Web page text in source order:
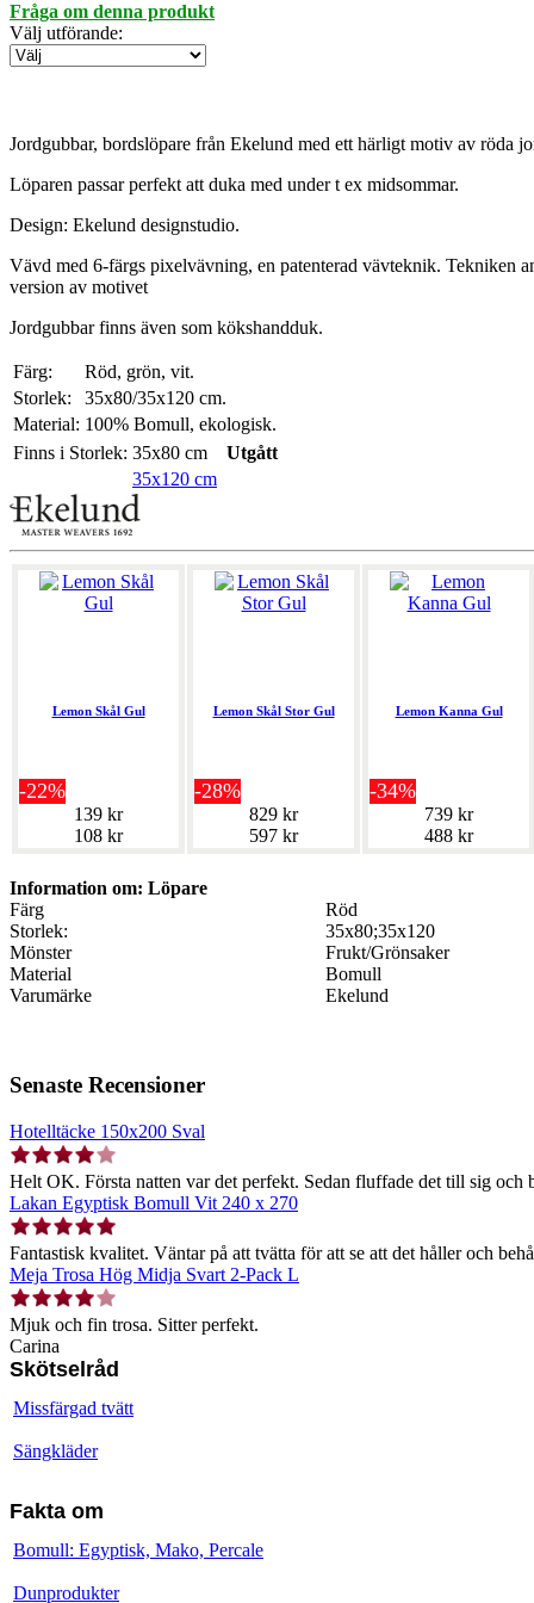
Fråga om denna produkt
Välj utförande:
Jordgubbar, bordslöpare från Ekelund med ett härligt motiv av röda
Löparen passar perfekt att duka med under t ex midsommar.
Design: Ekelund designstudio.
Vävd med 6-färgs pixelvävning, en patenterad vävteknik. Tekniken
version av motivet
Jordgubbar finns även som kökshandduk.
Färg:
Röd, grön, vit.
Storlek:
35x80/35x120 cm.
Material: 100% Bomull, ekologisk.
Finns i Storlek: 35x80 cm
Utgått
35x120 cm
Lemon Skål Gul
-22%
139 kr
108 kr
Lemon Skål Stor Gul
-28%
829 kr
597 kr
Lemon Kanna Gul
-34%
739 kr
488 kr
Information om: Löpare
Färg
Röd
Storlek:
35x80;35x120
Mönster
Frukt/Grönsaker
Material
Bomull
Varumärke
Ekelund
Senaste Recensioner
Hotelltäcke 150x200 Sval
Helt OK. Första natten var det perfekt. Sedan fluffade det till sig
Lakan Egyptisk Bomull Vit 240 x 270
Fantastisk kvalitet. Väntar på att tvätta för att se att det håller och
Meja Trosa Hög Midja Svart 2-Pack L
Mjuk och fin trosa. Sitter perfekt.
Carina
Skötselråd
Missfärgad tvätt
Sängkläder
Fakta om
Bomull: Egyptisk, Mako, Percale
Dunprodukter